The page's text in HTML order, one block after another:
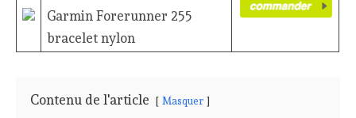
Garmin Forerunner 255
bracelet nylon
Contenu de l'article Masquer